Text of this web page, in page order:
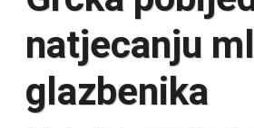
natjecanju
glazbenika